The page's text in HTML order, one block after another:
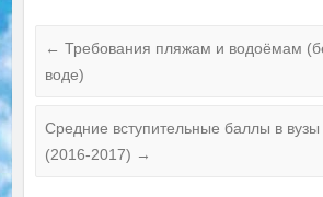
← Требования пляжам и водоёмам
воде)
Средние вступительные баллы в вузы
(2016-2017) →